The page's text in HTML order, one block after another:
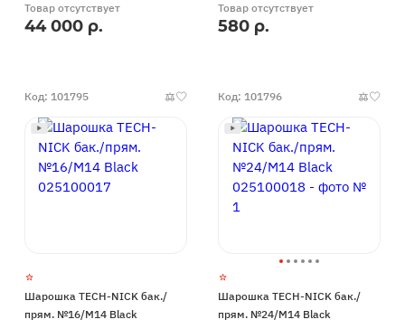
Товар отсутствует
44 000 р.
Товар отсутствует
580 р.
Код: 101795
Шарошка TECH-NICK бак./
прям. №16/М14 Black
Код: 101796
Шарошка TECH-NICK бак./
прям. №24/М14 Black